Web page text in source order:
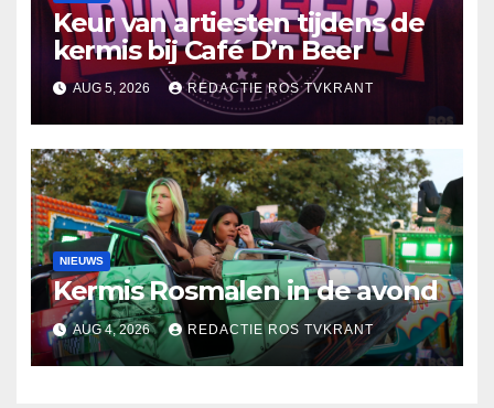
Keur van artiesten tijdens de
kermis bij Café D’n Beer
AUG 5, 2026 REDACTIE ROS TVKRANT
NIEUWS
Kermis Rosmalen in de avond
AUG 4, 2026 REDACTIE ROS TVKRANT